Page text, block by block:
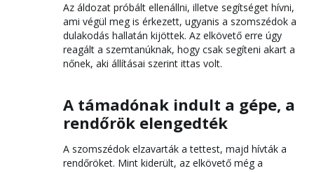
Az áldozat próbált ellenállni, illetve segítséget hívni,
ami végül meg is érkezett, ugyanis a szomszédok a
dulakodás hallatán kijöttek. Az elkövető erre úgy
reagált a szemtanúknak, hogy csak segíteni akart a
nőnek, aki állításai szerint ittas volt.
A támadónak indult a gépe, a
rendőrök elengedték
A szomszédok elzavarták a tettest, majd hívták a
rendőröket. Mint kiderült, az elkövető még a